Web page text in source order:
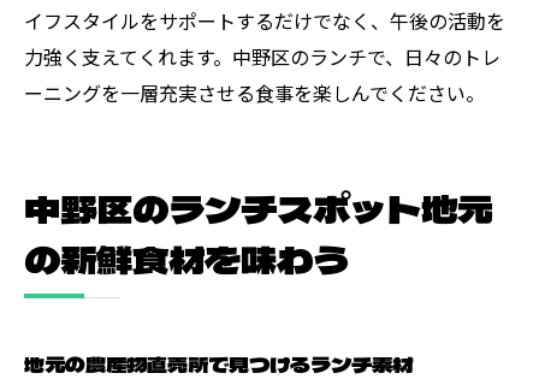
イフスタイルをサポートするだけでなく、午後の活動を
力強く支えてくれます。中野区のランチで、日々のトレ
ーニングを一層充実させる食事を楽しんでください。
中野区のランチスポット地元
の新鮮食材を味わう
地元の農産物直売所で見つけるランチ素材